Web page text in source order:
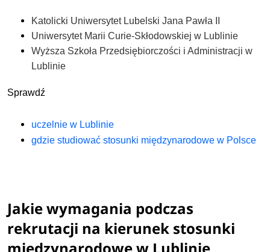
Katolicki Uniwersytet Lubelski Jana Pawła II
Uniwersytet Marii Curie-Skłodowskiej w Lublinie
Wyższa Szkoła Przedsiębiorczości i Administracji w
Lublinie
Sprawdź
uczelnie w Lublinie
gdzie studiować stosunki międzynarodowe w Polsce
Jakie wymagania podczas
rekrutacji na kierunek stosunki